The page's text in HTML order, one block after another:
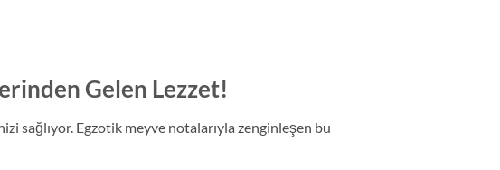
Gelen Lezzet!
sağlıyor. Egzotik meyve notalarıyla zenginleşen bu